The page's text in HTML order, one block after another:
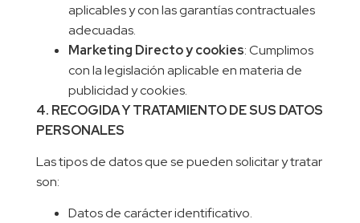
aplicables y con las garantías contractuales
adecuadas.
Marketing Directo y cookies: Cumplimos
con la legislación aplicable en materia de
publicidad y cookies.
4. RECOGIDA Y TRATAMIENTO DE SUS DATOS
PERSONALES
Las tipos de datos que se pueden solicitar y tratar
son:
Datos de carácter identificativo.